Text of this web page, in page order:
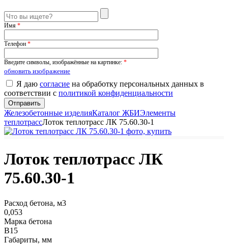
Имя *
Телефон *
Введите символы, изображённые на картинке: *
обновить изображение
Я даю согласие на обработку персональных данных в
соответствии с политикой конфиденциальности
Железобетонные изделияКаталог ЖБИЭлементы
теплотрассЛоток теплотрасс ЛК 75.60.30-1
Лоток теплотрасс ЛК
75.60.30-1
Расход бетона, м3
0,053
Марка бетона
В15
Габариты, мм